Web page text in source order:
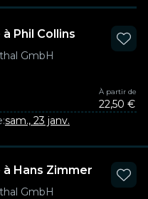
Phil Collins
GmbH
À partir de
22,50 €
sam., 23 janv.
Hans Zimmer
GmbH